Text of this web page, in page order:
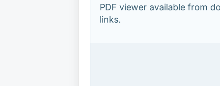
PDF viewer available from
links.